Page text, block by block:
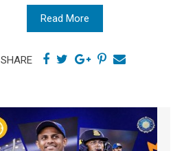
Read More
SHARE